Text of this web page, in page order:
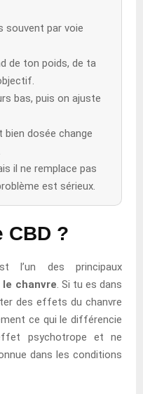
souvent par voie
de ton poids, de ta
bas, puis on ajuste
bien dosée change
il ne remplace pas
est sérieux.
CBD ?
l’un des principaux
chanvre . Si tu es dans
des effets du chanvre
ce qui le différencie
psychotrope et ne
dans les conditions